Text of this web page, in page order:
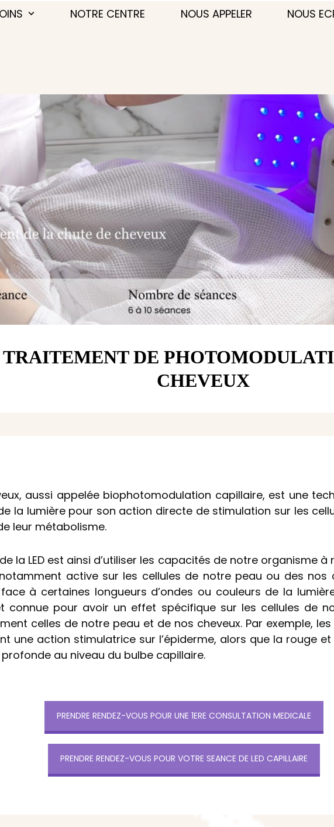
NOTRE CENTRE NOUS APPELER NOUS
DE
CHEVEUX
aussi appelée biophotomodulation capillaire, est une
la lumière pour son action directe de stimulation sur les
leur métabolisme.
la LED est ainsi d’utiliser les capacités de notre organisme à
active sur les cellules de notre peau ou des nos
à certaines longueurs d’ondes ou couleurs de la
connue pour avoir un effet spécifique sur les cellules de
celles de notre peau et de nos cheveux. Par exemple,
une action stimulatrice sur l’épiderme, alors que la rouge
au niveau du bulbe capillaire.
PRENDRE RENDEZ-VOUS POUR UNE 1ERE CONSULTATION MEDICALE
PRENDRE RENDEZ-VOUS POUR VOTRE SEANCE DE LED CAPILLAIRE